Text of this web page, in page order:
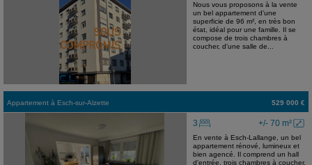
Nous vous proposons à la vente
un bel appartement d'une
superficie de 96 m², en très bon
état, idéal pour une famille. Il se
compose de trois chambres à
coucher, d'une salle de...
Appartement à Esch-sur-Alzette 529 000 €
+/- 70 m²
3
En vente à Esch-Lallange, un bel
appartement rénové, lumineux et
bien agencé. Il comprend un hall
d'entrée, trois chambres à coucher,